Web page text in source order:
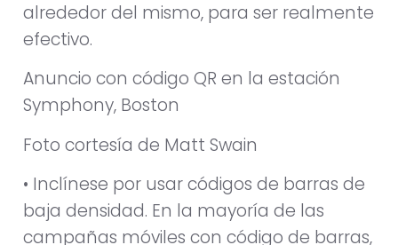
alrededor del mismo, para ser realmente
efectivo.
Anuncio con código QR en la estación
Symphony, Boston
Foto cortesía de Matt Swain
• Inclínese por usar códigos de barras de
baja densidad. En la mayoría de las
campañas móviles con código de barras,